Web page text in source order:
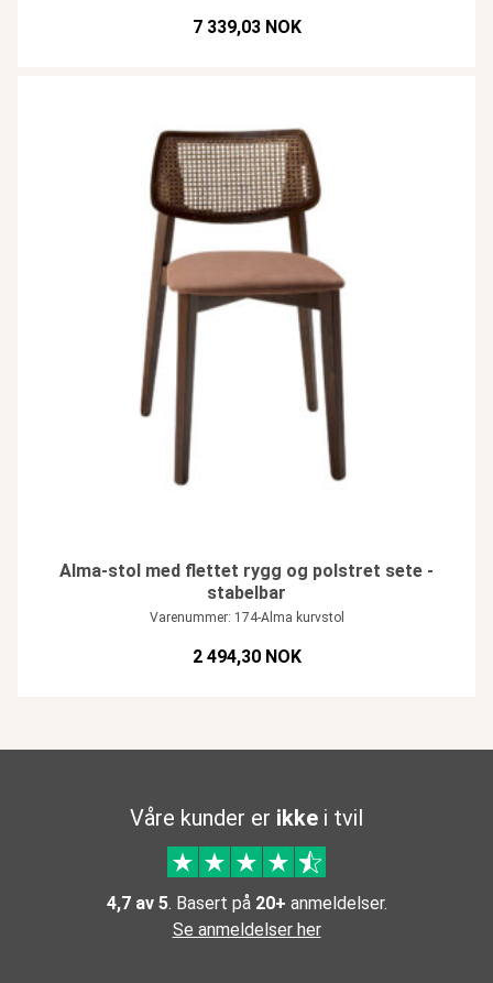
7 339,03 NOK
Alma-stol med flettet rygg og polstret sete -
stabelbar
Varenummer: 174-Alma kurvstol
2 494,30 NOK
Våre kunder er ikke i tvil
4,7 av 5. Basert på 20+ anmeldelser.
Se anmeldelser her